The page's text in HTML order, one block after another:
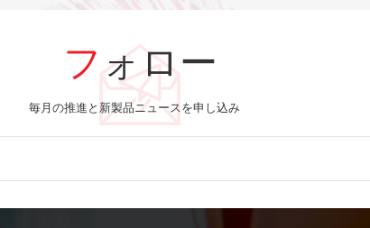
フォロー
毎月の推進と新製品ニュースを申し込み